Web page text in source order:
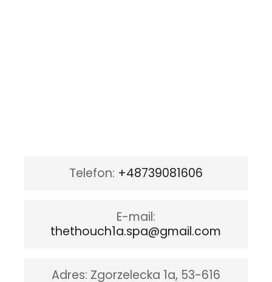
Telefon: +48739081606
E-mail:
thethouch1a.spa@gmail.com
Adres: Zgorzelecka 1a, 53-616